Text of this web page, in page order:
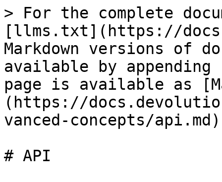
> For the complete
[llms.txt](https://
Markdown versions of
available by
page is available as
(https://
vanced-concepts/
# API